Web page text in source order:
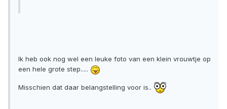
Ik heb ook nog wel een leuke foto van een klein vrouwtje op
een hele grote step.....
Misschien dat daar belangstelling voor is..